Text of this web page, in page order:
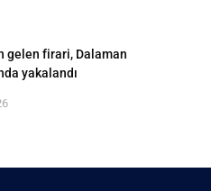
gelen firari, Dalaman
yakalandı